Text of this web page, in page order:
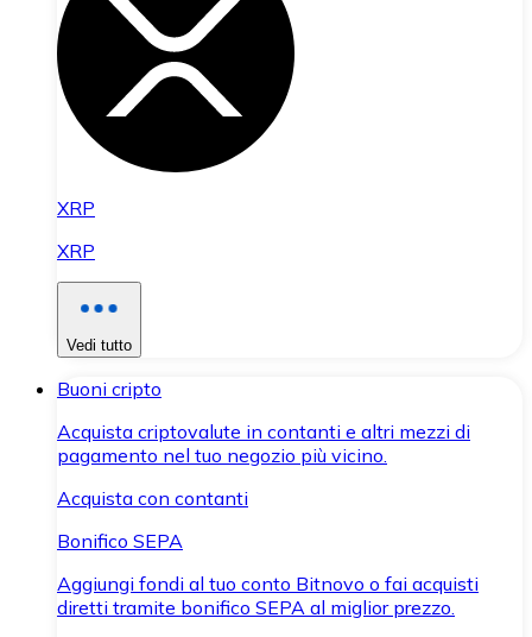
XRP
XRP
Vedi tutto
Buoni cripto
Acquista criptovalute in contanti e altri mezzi di
pagamento nel tuo negozio più vicino.
Acquista con contanti
Bonifico SEPA
Aggiungi fondi al tuo conto Bitnovo o fai acquisti
diretti tramite bonifico SEPA al miglior prezzo.